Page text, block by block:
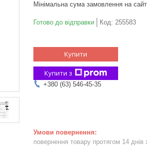
Мінімальна сума замовлення на
Готово до відправки Код: 255583
Купити
Купити з
+380 (63) 546-45-35
повернення товару протягом 14 днів